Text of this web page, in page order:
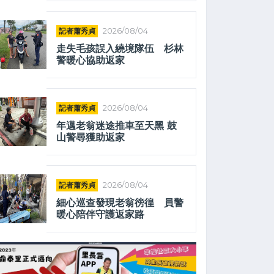
記者蕭秀貞 2026/08/04
走失毛孩誤入繞境隊伍 杉林
警暖心協助返家
記者蕭秀貞 2026/08/04
年邁老翁迷途推車至天黑 鼓
山警尋獲助返家
記者蕭秀貞 2026/08/04
細心巡查發現老翁徬徨 員警
暖心陪伴守護返家路